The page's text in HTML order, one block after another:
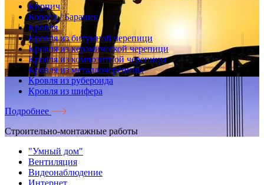
Кирпич
Короед / Барашек
Кровля
Кровля из битумной черепици
Кровля из керамической черепици
Кровля из композитной черепицы
Кровля из металлочерепицы
Кровля из рубероида
Кровля из шифера
Подробнее
Строительно-монтажные работы
"Умный дом"
Вентиляция
Видеонаблюдение
Интернет